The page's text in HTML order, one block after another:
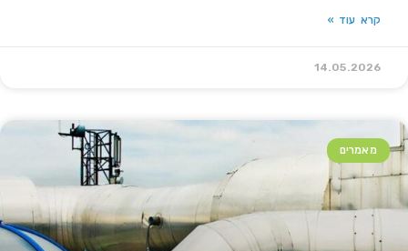
קרא עוד »
14.05.2026
מאמרים